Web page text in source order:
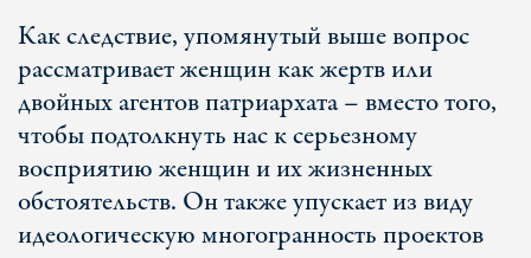
Как следствие, упомянутый выше вопрос
рассматривает женщин как жертв или
двойных агентов патриархата – вместо того,
чтобы подтолкнуть нас к серьезному
восприятию женщин и их жизненных
обстоятельств. Он также упускает из виду
идеологическую многогранность проектов